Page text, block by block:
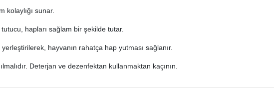
kolaylığı sunar.
hapları sağlam bir şekilde tutar.
hayvanın rahatça hap yutması sağlanır.
Deterjan ve dezenfektan kullanmaktan kaçının.